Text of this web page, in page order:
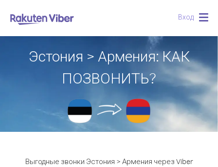
Вход
Эстония > Армения: КАК
ПОЗВОНИТЬ?
Выгодные звонки Эстония > Армения через Viber